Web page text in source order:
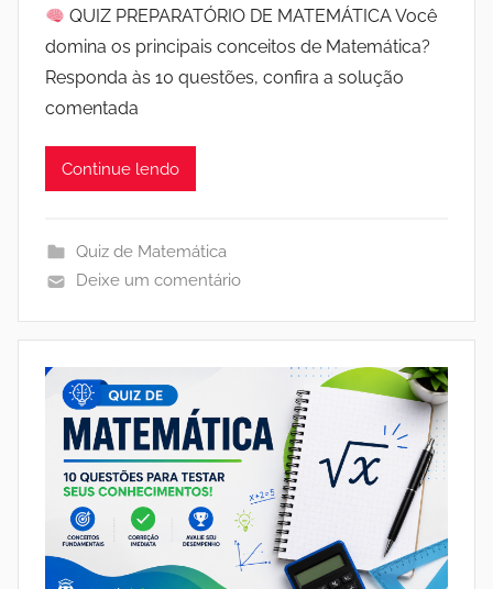
QUIZ PREPARATÓRIO DE MATEMÁTICA Você
domina os principais conceitos de Matemática?
Responda às 10 questões, confira a solução
comentada
Continue lendo
Quiz de Matemática
Deixe um comentário